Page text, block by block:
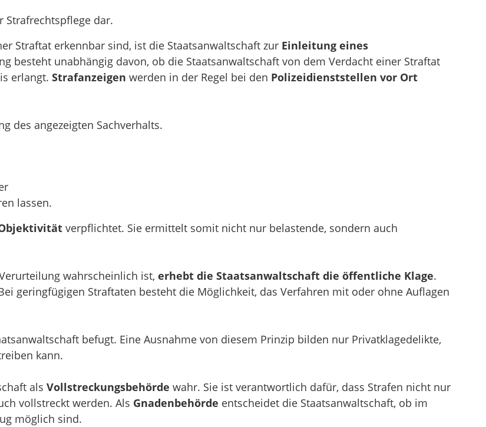
Strafrechtspflege dar.
Straftat erkennbar sind, ist die Staatsanwaltschaft zur Einleitung eines
besteht unabhängig davon, ob die Staatsanwaltschaft von dem Verdacht einer Straftat
erlangt. Strafanzeigen werden in der Regel bei den Polizeidienststellen vor Ort
des angezeigten Sachverhalts.
lassen.
verpflichtet. Sie ermittelt somit nicht nur belastende, sondern auch
wahrscheinlich ist, erhebt die Staatsanwaltschaft die öffentliche Klage.
geringfügigen Straftaten besteht die Möglichkeit, das Verfahren mit oder ohne Auflagen
befugt. Eine Ausnahme von diesem Prinzip bilden nur Privatklagedelikte,
kann.
als Vollstreckungsbehörde wahr. Sie ist verantwortlich dafür, dass Strafen nicht nur
vollstreckt werden. Als Gnadenbehörde entscheidet die Staatsanwaltschaft, ob im
möglich sind.